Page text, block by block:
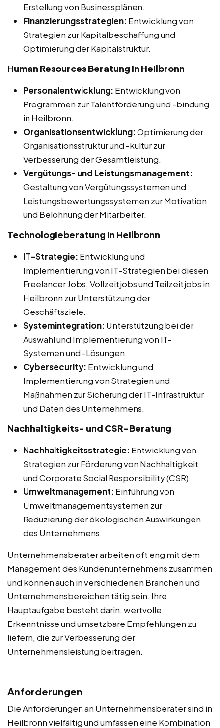
Erstellung von Businessplänen.
Finanzierungsstrategien: Entwicklung von
Strategien zur Kapitalbeschaffung und
Optimierung der Kapitalstruktur.
Human Resources Beratung in Heilbronn
Personalentwicklung: Entwicklung von
Programmen zur Talentförderung und -bindung
in Heilbronn.
Organisationsentwicklung:Optimierung der
Organisationsstruktur und -kultur zur
Verbesserung der Gesamtleistung.
Vergütungs- und Leistungsmanagement:
Gestaltung von Vergütungssystemen und
Leistungsbewertungssystemen zur Motivation
und Belohnung der Mitarbeiter.
Technologieberatung in Heilbronn
IT-Strategie: Entwicklung und
Implementierung von IT-Strategien bei diesen
Freelancer Jobs, Vollzeitjobs und Teilzeitjobs in
Heilbronn zur Unterstützung der
Geschäftsziele.
Systemintegration: Unterstützung bei der
Auswahl und Implementierung von IT-
Systemen und -Lösungen.
Cybersecurity: Entwicklung und
Implementierung von Strategien und
Maßnahmen zur Sicherung der IT-Infrastruktur
und Daten des Unternehmens.
Nachhaltigkeits- und CSR-Beratung
Nachhaltigkeitsstrategie: Entwicklung von
Strategien zur Förderung von Nachhaltigkeit
und Corporate Social Responsibility (CSR).
Umweltmanagement: Einführung von
Umweltmanagementsystemen zur
Reduzierung der ökologischen Auswirkungen
des Unternehmens.
Unternehmensberater arbeiten oft eng mit dem
Management des Kundenunternehmens zusammen
und können auch in verschiedenen Branchen und
Unternehmensbereichen tätig sein. Ihre
Hauptaufgabe besteht darin, wertvolle
Erkenntnisse und umsetzbare Empfehlungen zu
liefern, die zur Verbesserung der
Unternehmensleistung beitragen.
Anforderungen
Die Anforderungen an Unternehmensberater sind in
Heilbronn vielfältig und umfassen eine Kombination